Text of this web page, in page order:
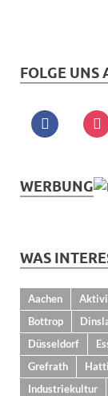
FOLGE UNS
WERBUNG
WAS
Aachen
Bottrop
Düsseldorf
Grefrath
Industriekultur